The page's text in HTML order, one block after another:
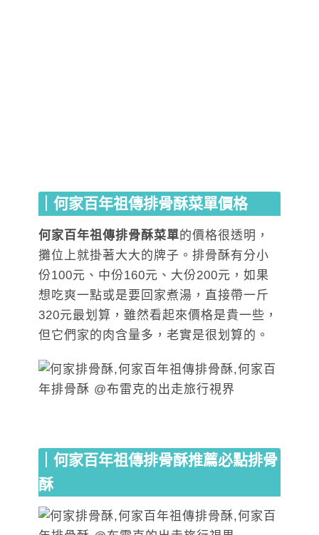
｜何家百年祖傳排骨酥菜單價格
何家百年祖傳排骨酥菜單的價格很透明，
攤位上就掛著大大的牌子。排骨酥有分小
份100元、中份160元、大份200元，如果
想吃爽一點或是要回家煮湯，直接帶一斤
320元最划算，雖然看起來價格是貴一些，
但它們家的肉含量多，老實是很划算的。
｜何家百年祖傳排骨酥推薦必點排骨
酥